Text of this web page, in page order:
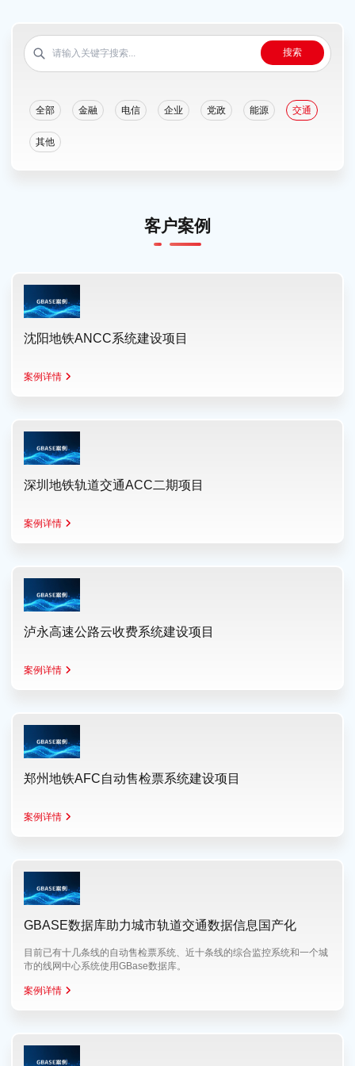
搜索
全部 金融 电信 企业 党政 能源 交通
其他
客户案例
沈阳地铁ANCC系统建设项目
案例详情
深圳地铁轨道交通ACC二期项目
案例详情
泸永高速公路云收费系统建设项目
案例详情
郑州地铁AFC自动售检票系统建设项目
案例详情
GBASE数据库助力城市轨道交通数据信息国产化
目前已有十几条线的自动售检票系统、近十条线的综合监控系统和一个城
市的线网中心系统使用GBase数据库。
案例详情